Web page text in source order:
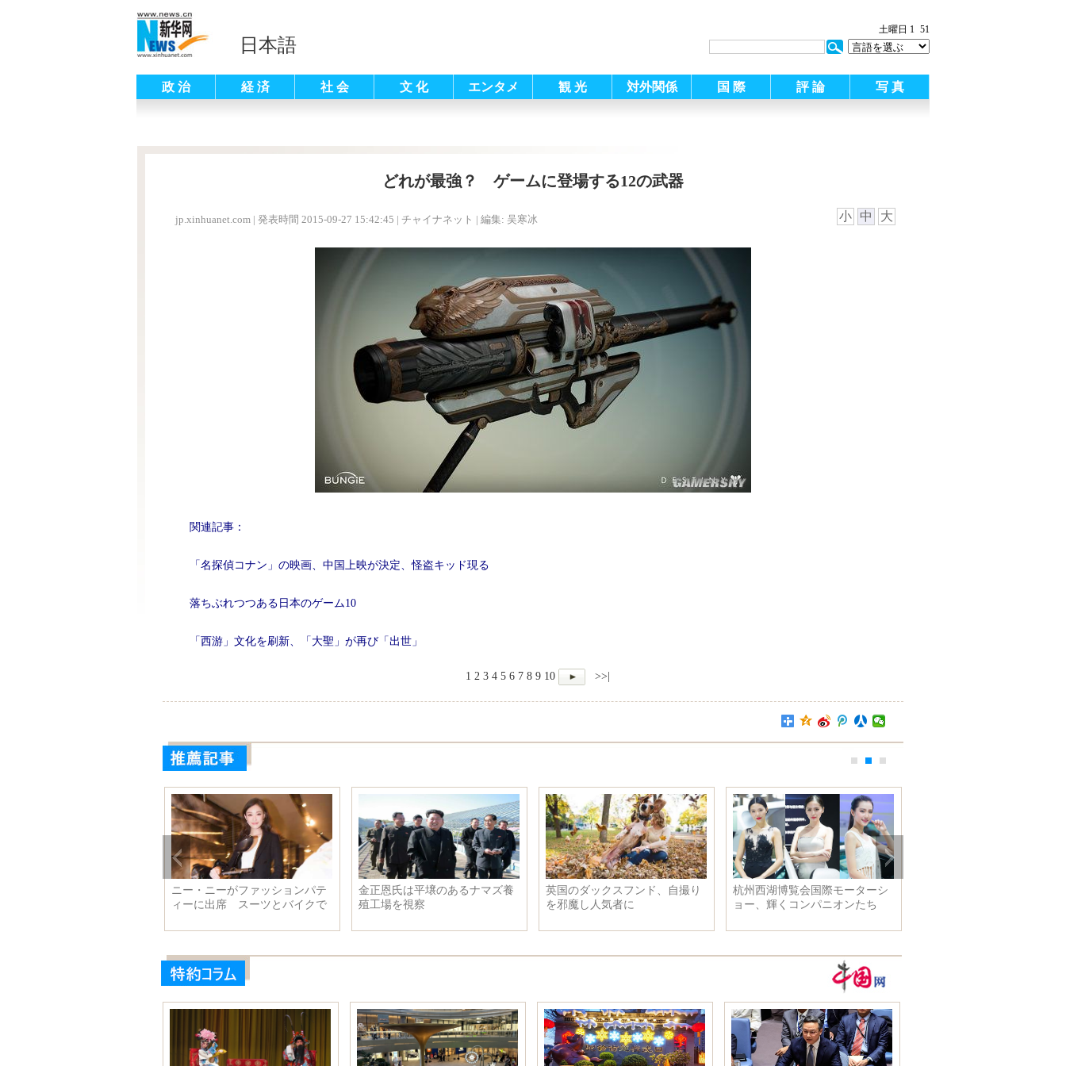
日本語
土曜日 1 51
政 治 経 済 社 会 文 化 エンタメ 観 光 対外関係 国 際 評 論 写 真
どれが最強？ ゲームに登場する12の武器
jp.xinhuanet.com | 発表時間 2015-09-27 15:42:45 | チャイナネット | 編集: 吴寒冰 小 中 大
関連記事：
「名探偵コナン」の映画、中国上映が決定、怪盗キッド現る
落ちぶれつつある日本のゲーム10
「西游」文化を刷新、「大聖」が再び「出世」
1 2 3 4 5 6 7 8 9 10 >>|
杭州西湖博覧会国際モーターシ
ョー、輝くコンパニオンたち
ロシア、エジプトで墜落した旅
客機の死亡した乗客を悼む
中日韓首脳会議の再開にはどん
な意義があるのか
「2015人工毛皮ファッションデ
ザインコンテスト」が北京で行
李克強総理は韓国の朴槿恵大統
領、日本の安倍晋三首相と共同